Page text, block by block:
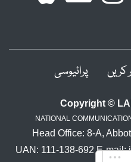
کریں پرائیوسی
Copyright ©
NATIONAL
Head Office: 8-A,
UAN: 111-138-692 E-mail: